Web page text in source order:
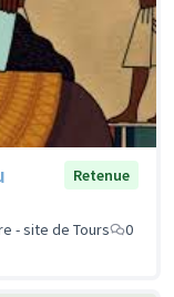
Retenue
- site de Tours
0